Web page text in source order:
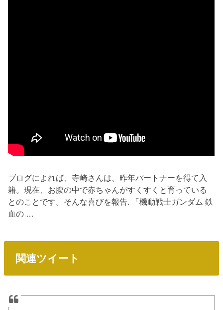
ブログによれば、寺崎さんは、昨年パートナーを得て入
籍。現在、お腹の中で赤ちゃんがすくすくと育っている
とのことです。そんな喜びを報告. 「機動戦士ガンダム 鉄
血の …
関連ツイート